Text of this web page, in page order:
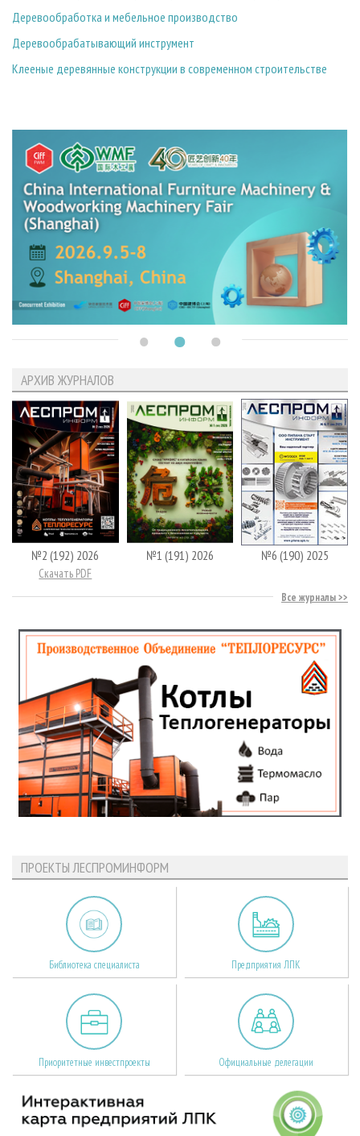
Деревообработка и мебельное производство
Деревообрабатывающий инструмент
Клееные деревянные конструкции в современном строительстве
АРХИВ ЖУРНАЛОВ
№2 (192) 2026
Скачать PDF
№1 (191) 2026 №6 (190) 2025
Все журналы
ПРОЕКТЫ ЛЕСПРОМИНФОРМ
Библиотека специалиста Предприятия ЛПК
Приоритетные инвестпроекты Официальные делегации